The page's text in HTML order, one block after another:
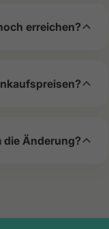
erreichen?
die Änderung?